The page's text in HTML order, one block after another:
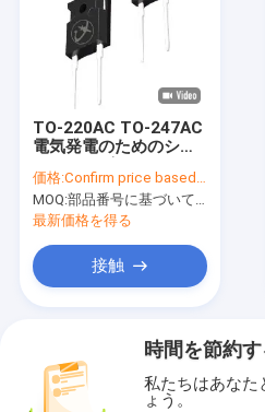
TO-220AC TO-247AC
電気発電のためのシリ
MOSFET
価格:Confirm price based on part number
MOQ:部品番号に基づいて数値を確認
最新価格を得る
接触
時間を節約
私たちはあなた
ょう。